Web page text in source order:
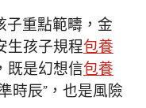
子重點範疇，金
生孩子規程包養
既是幻想信包養
時辰”，也是風險